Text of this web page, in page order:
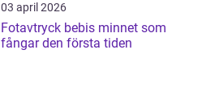
03 april 2026
Fotavtryck bebis minnet som
fångar den första tiden